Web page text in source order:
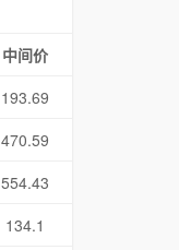
中间价
193.69
470.59
554.43
134.1